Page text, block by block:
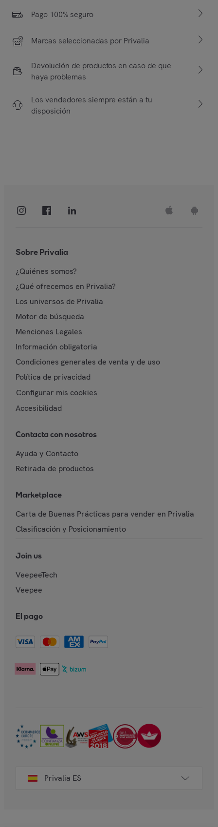
Pago 100% seguro
Marcas seleccionadas por Privalia
Devolución de productos en caso de que
haya problemas
Los vendedores siempre están a tu
disposición
Sobre Privalia
¿Quiénes somos?
¿Qué ofrecemos en Privalia?
Los universos de Privalia
Motor de búsqueda
Menciones Legales
Información obligatoria
Condiciones generales de venta y de uso
Política de privacidad
Configurar mis cookies
Accesibilidad
Contacta con nosotros
Ayuda y Contacto
Retirada de productos
Marketplace
Carta de Buenas Prácticas para vender en Privalia
Clasificación y Posicionamiento
Join us
VeepeeTech
Veepee
El pago
Privalia ES